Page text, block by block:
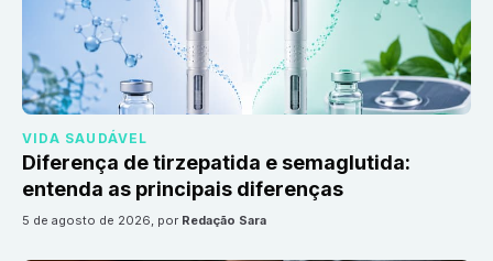
VIDA SAUDÁVEL
Diferença de tirzepatida e semaglutida:
entenda as principais diferenças
5 de agosto de 2026, por Redação Sara